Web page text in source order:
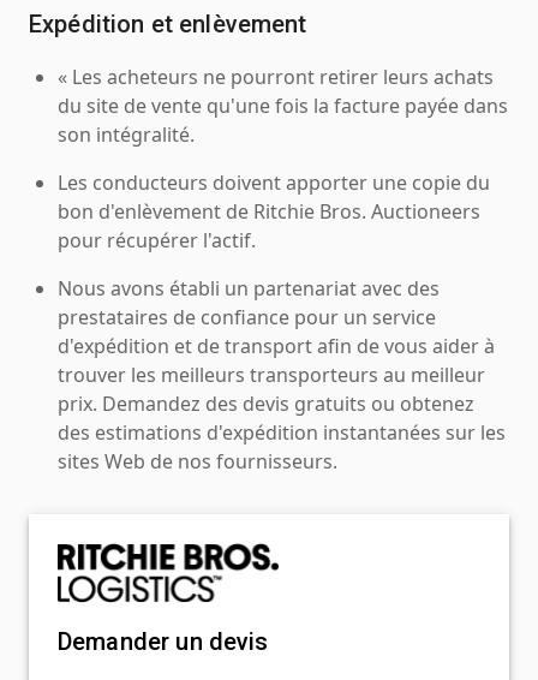
Expédition et enlèvement
« Les acheteurs ne pourront retirer leurs achats
du site de vente qu'une fois la facture payée dans
son intégralité.
Les conducteurs doivent apporter une copie du
bon d'enlèvement de Ritchie Bros. Auctioneers
pour récupérer l'actif.
Nous avons établi un partenariat avec des
prestataires de confiance pour un service
d'expédition et de transport afin de vous aider à
trouver les meilleurs transporteurs au meilleur
prix. Demandez des devis gratuits ou obtenez
des estimations d'expédition instantanées sur les
sites Web de nos fournisseurs.
Demander un devis